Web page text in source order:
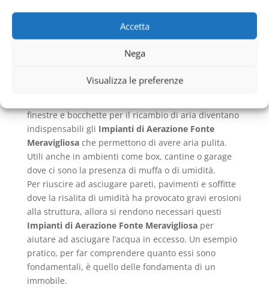
Accetta
Nega
Visualizza le preferenze
Approfondimento su
Impianti di Aerazione
Fonte Meravigliosa
Impianti di Aerazione
Fonte Meravigliosa
finestre e bocchette per il ricambio di aria diventano
indispensabili gli Impianti di Aerazione Fonte
Meravigliosache permettono di avere aria pulita.
Utili anche in ambienti come box, cantine o garage
dove ci sono la presenza di muffa o di umidità.
Per riuscire ad asciugare pareti, pavimenti e soffitte
dove la risalita di umidità ha provocato gravi erosioni
alla struttura, allora si rendono necessari questi
Impianti di Aerazione Fonte Meravigliosaper
aiutare ad asciugare l’acqua in eccesso. Un esempio
pratico, per far comprendere quanto essi sono
fondamentali, è quello delle fondamenta di un
immobile.